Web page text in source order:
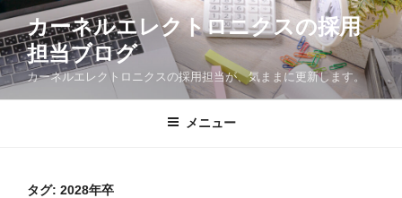
コ
ン
テ
ン
カーネルエレクトロニクスの採用
担当ブログ
カーネルエレクトロニクスの採用担当が、気ままに更新します。
メニュー
タグ: 2028年卒